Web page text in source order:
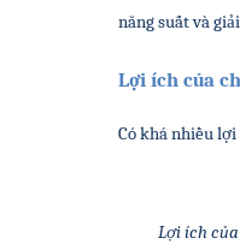
năng suất và
Lợi ích của
Có khá nhiều
Lợi ích